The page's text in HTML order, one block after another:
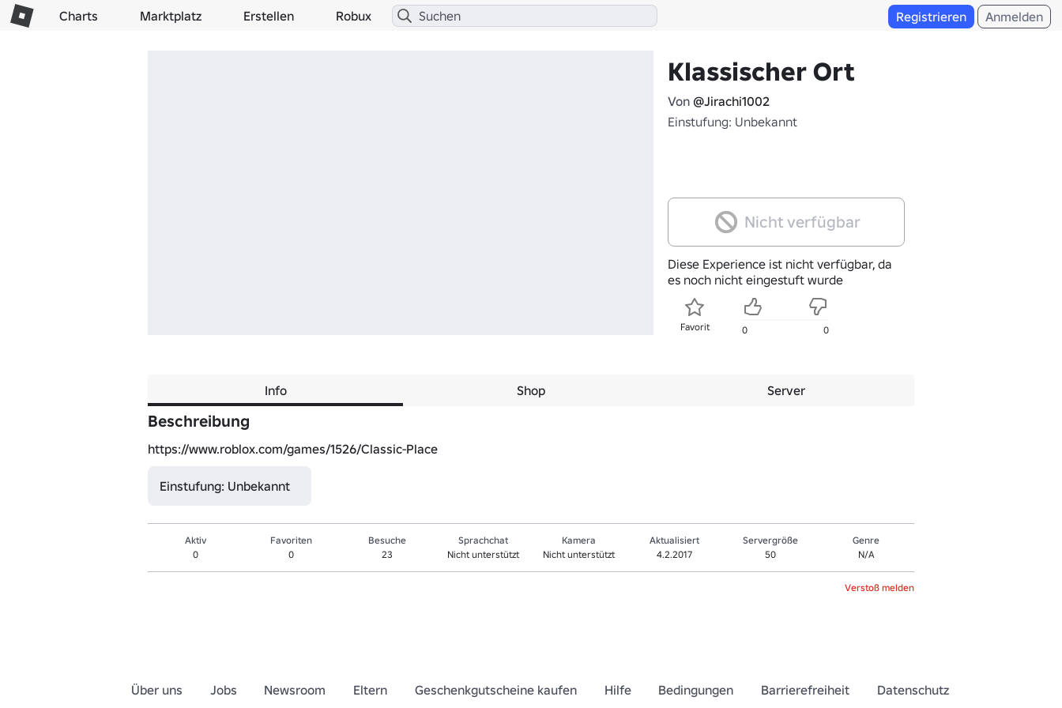
Charts Marktplatz Erstellen Robux Registrieren Anmelden
Klassischer Ort
Von @Jirachi1002
Einstufung: Unbekannt
Nicht verfügbar
Diese Experience ist nicht verfügbar, da
es noch nicht eingestuft wurde
Favorit 0 0
Info Shop Server
Beschreibung
https://www.roblox.com/games/1526/Classic-Place
Einstufung: Unbekannt
Aktiv
0
Favoriten
0
Besuche
23
Sprachchat
Nicht unterstützt
Kamera
Nicht unterstützt
Aktualisiert
4.2.2017
Servergröße
50
Genre
N/A
Verstoß melden
Über uns Jobs Newsroom Eltern Geschenkgutscheine kaufen Hilfe Bedingungen Barrierefreiheit Datenschutz